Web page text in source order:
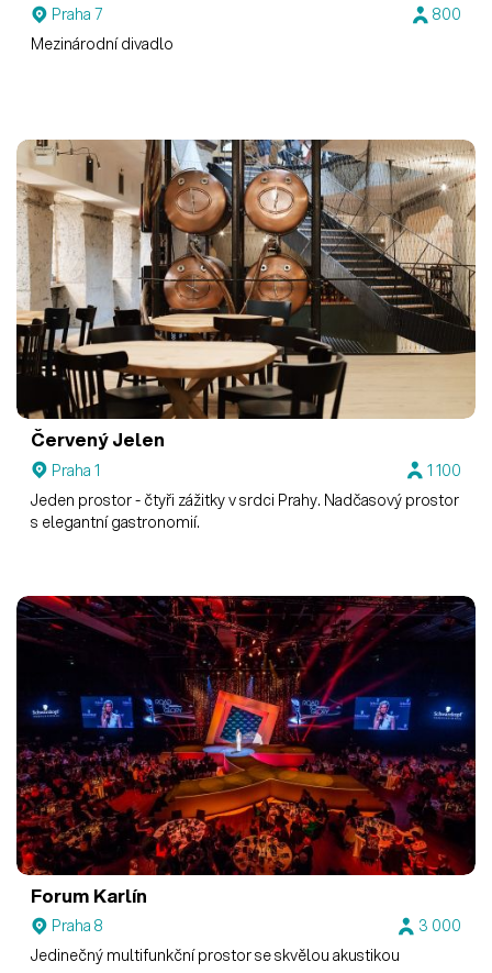
Praha 7
800
Mezinárodní divadlo
Červený Jelen
Praha 1
1 100
Jeden prostor - čtyři zážitky v srdci Prahy. Nadčasový prostor
s elegantní gastronomií.
Forum Karlín
Praha 8
3 000
Jedinečný multifunkční prostor se skvělou akustikou